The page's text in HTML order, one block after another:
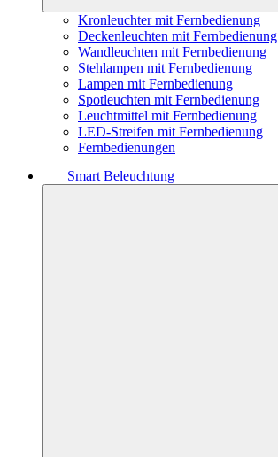
Kronleuchter mit Fernbedienung
Deckenleuchten mit Fernbedienung
Wandleuchten mit Fernbedienung
Stehlampen mit Fernbedienung
Lampen mit Fernbedienung
Spotleuchten mit Fernbedienung
Leuchtmittel mit Fernbedienung
LED-Streifen mit Fernbedienung
Fernbedienungen
Smart Beleuchtung